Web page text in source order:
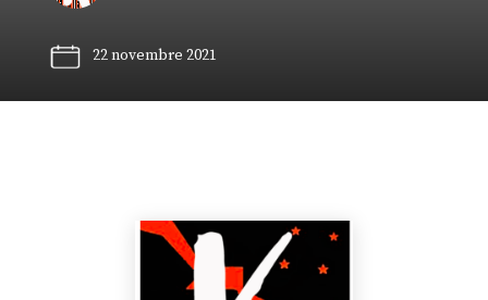
22 novembre 2021